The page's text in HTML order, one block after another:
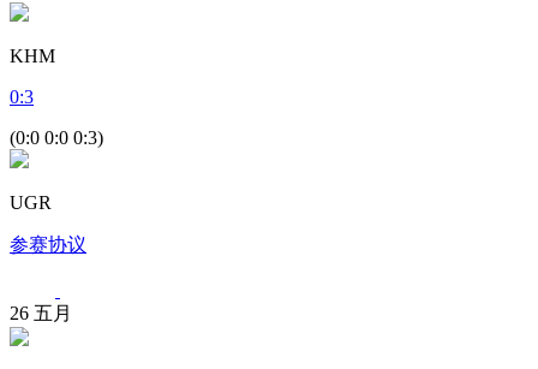
KHM
0:3
(0:0 0:0 0:3)
UGR
参赛协议
26 五月